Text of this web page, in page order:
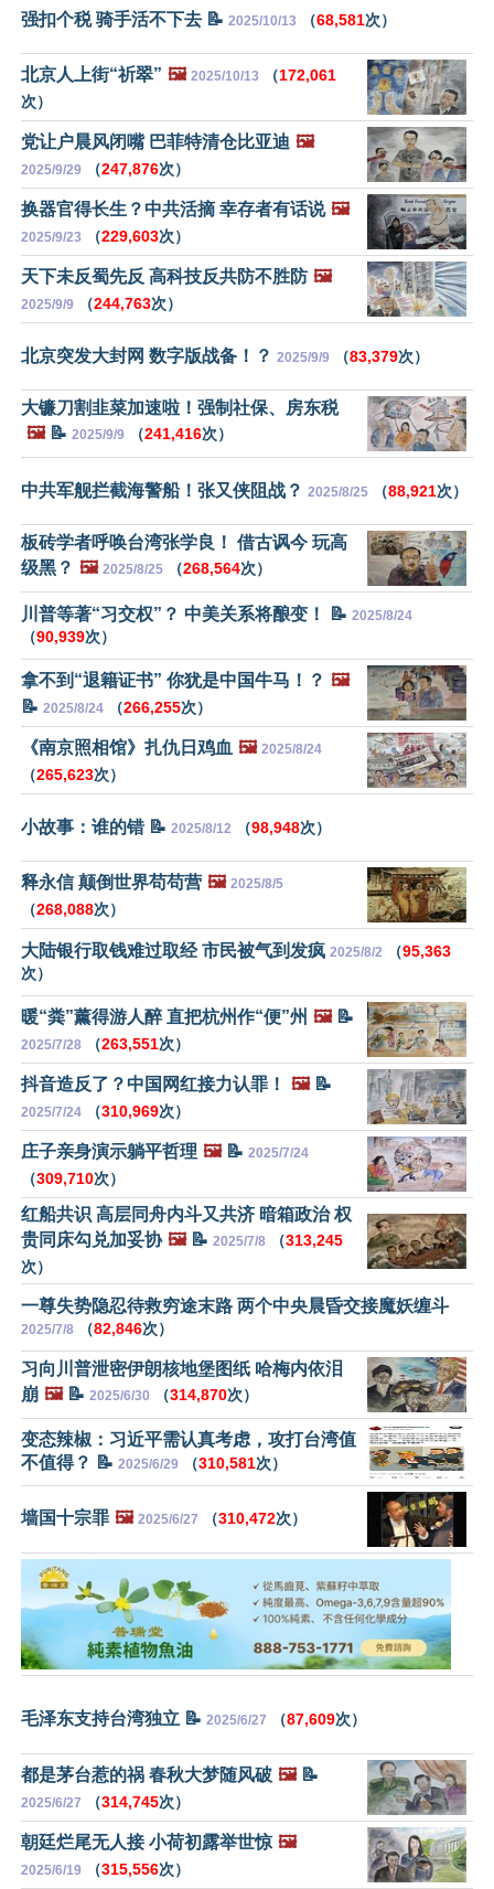
强扣个税 骑手活不下去 📝 2025/10/13 （68,581次）
北京人上街“祈翠” 🖼️ 2025/10/13 （172,061
次）
党让户晨风闭嘴 巴菲特清仓比亚迪 🖼️
2025/9/29 （247,876次）
换器官得长生？中共活摘 幸存者有话说 🖼️
2025/9/23 （229,603次）
天下未反蜀先反 高科技反共防不胜防 🖼️
2025/9/9 （244,763次）
北京突发大封网 数字版战备！？ 2025/9/9 （83,379次）
大镰刀割韭菜加速啦！强制社保、房东税
🖼️📝 2025/9/9 （241,416次）
中共军舰拦截海警船！张又侠阻战？ 2025/8/25 （88,921次）
板砖学者呼唤台湾张学良！ 借古讽今 玩高
级黑？ 🖼️ 2025/8/25 （268,564次）
川普等著“习交权”？ 中美关系将酿变！ 📝 2025/8/24
（90,939次）
拿不到“退籍证书” 你犹是中国牛马！？ 🖼️
📝 2025/8/24 （266,255次）
《南京照相馆》扎仇日鸡血 🖼️ 2025/8/24
（265,623次）
小故事：谁的错 📝 2025/8/12 （98,948次）
释永信 颠倒世界苟苟营 🖼️ 2025/8/5
（268,088次）
大陆银行取钱难过取经 市民被气到发疯 2025/8/2 （95,363
次）
暖“粪”薰得游人醉 直把杭州作“便”州 🖼️📝
2025/7/28 （263,551次）
抖音造反了？中国网红接力认罪！ 🖼️📝
2025/7/24 （310,969次）
庄子亲身演示躺平哲理 🖼️📝 2025/7/24
（309,710次）
红船共识 高层同舟内斗又共济 暗箱政治 权
贵同床勾兑加妥协 🖼️📝 2025/7/8 （313,245
次）
一尊失势隐忍待救穷途末路 两个中央晨昏交接魔妖缠斗
2025/7/8 （82,846次）
习向川普泄密伊朗核地堡图纸 哈梅内依泪
崩 🖼️📝 2025/6/30 （314,870次）
变态辣椒：习近平需认真考虑，攻打台湾值
不值得？ 📝 2025/6/29 （310,581次）
墙国十宗罪 🖼️ 2025/6/27 （310,472次）
毛泽东支持台湾独立 📝 2025/6/27 （87,609次）
都是茅台惹的祸 春秋大梦随风破 🖼️📝
2025/6/27 （314,745次）
朝廷烂尾无人接 小荷初露举世惊 🖼️
2025/6/19 （315,556次）